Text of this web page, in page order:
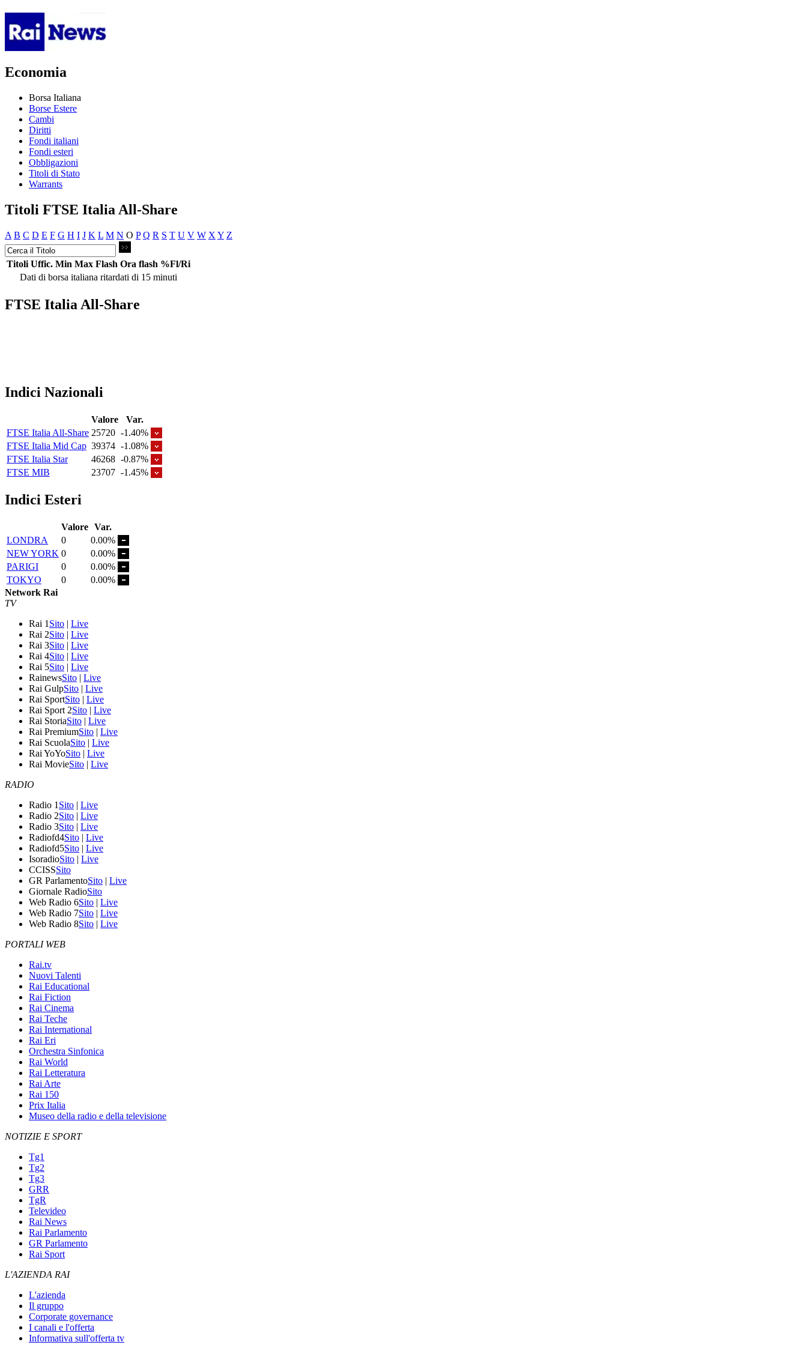
Economia
Borsa Italiana
Borse Estere
Cambi
Diritti
Fondi italiani
Fondi esteri
Obbligazioni
Titoli di Stato
Warrants
Titoli FTSE Italia All-Share
A B C D E F G H I J K L M N O P Q R S T U V W X Y Z
Titoli Uffic. Min Max Flash Ora flash %Fl/Ri
Dati di borsa italiana ritardati di 15 minuti
FTSE Italia All-Share
Indici Nazionali
Valore
Var.
FTSE Italia All-Share 25720 -1.40%
FTSE Italia Mid Cap 39374 -1.08%
FTSE Italia Star
46268 -0.87%
FTSE MIB
23707 -1.45%
Indici Esteri
Valore Var.
LONDRA
0
0.00%
NEW YORK 0
0.00%
PARIGI
0
0.00%
TOKYO
0
0.00%
Network Rai
TV
Rai 1 Sito | Live
Rai 2Sito | Live
Rai 3Sito | Live
Rai 4Sito | Live
Rai 5Sito | Live
RainewsSito | Live
Rai GulpSito | Live
Rai SportSito | Live
Rai Sport 2Sito | Live
Rai StoriaSito | Live
Rai PremiumSito | Live
Rai ScuolaSito | Live
Rai YoYoSito | Live
Rai MovieSito | Live
RADIO
Radio 1 Sito | Live
Radio 2Sito | Live
Radio 3Sito | Live
Radiofd4Sito | Live
Radiofd5Sito | Live
IsoradioSito | Live
CCISSSito
GR ParlamentoSito | Live
Giornale RadioSito
Web Radio 6Sito | Live
Web Radio 7Sito | Live
Web Radio 8Sito | Live
PORTALI WEB
Rai.tv
Nuovi Talenti
Rai Educational
Rai Fiction
Rai Cinema
Rai Teche
Rai International
Rai Eri
Orchestra Sinfonica
Rai World
Rai Letteratura
Rai Arte
Rai 150
Prix Italia
Museo della radio e della televisione
NOTIZIE E SPORT
Tg1
Tg2
Tg3
GRR
TgR
Televideo
Rai News
Rai Parlamento
GR Parlamento
Rai Sport
L'AZIENDA RAI
L'azienda
Il gruppo
Corporate governance
I canali e l'offerta
Informativa sull'offerta tv